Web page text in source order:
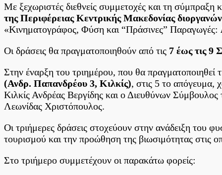
Με ξεχωριστές διεθνείς συμμετοχές και τη
της Περιφέρειας Κεντρικής Μακεδονίας
«Κινηματογράφος, Φύση και “Πράσινες” Παραγωγές:
Οι δράσεις θα πραγματοποιηθούν από τις 7 έως τις 9
Στην έναρξη του τριημέρου, που θα πραγματοποιηθεί
(Ανδρ. Παπανδρέου 3, Κιλκίς), στις 5 το απόγευμα,
Κιλκίς Ανδρέας Βεργίδης και ο Διευθύνων
Λεωνίδας Χριστόπουλος.
Οι τριήμερες δράσεις στοχεύουν στην ανάδειξη του
τουρισμού και την προώθηση της βιωσιμότητας στις
Στο τριήμερο συμμετέχουν οι παρακάτω φορείς: